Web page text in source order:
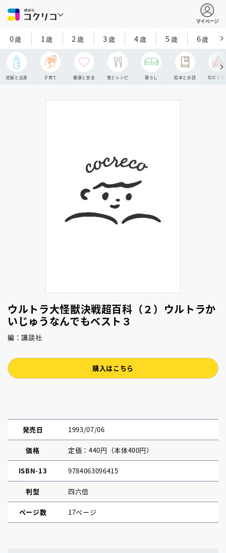
マイページ
0歳 1歳 2 歳 3歳 4歳 5歳 6歳
妊娠と出産 子育て 健康と安全 食とレシピ 暮らし 絵本とお話 知育と探
ウルトラ大怪獣決戦超百科（２）ウルトラか
いじゅうなんでもベスト３
編：講談社
購入はこちら
発売日 1993/07/06
価格 定価：440円（本体400円）
ISBN-13 9784063096415
判型 四六倍
ページ数 17ページ